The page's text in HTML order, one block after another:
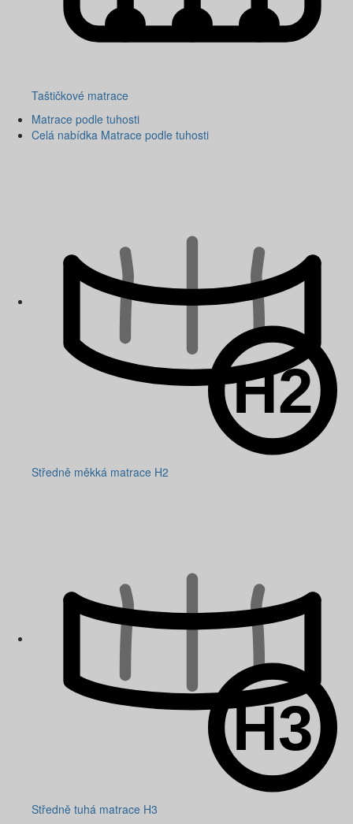
Taštičkové matrace
Matrace podle tuhosti
Celá nabídka Matrace podle tuhosti
Středně měkká matrace H2
Středně tuhá matrace H3